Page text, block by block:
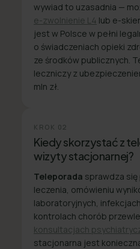
wywiad to uzasadnia —
e-zwolnienie L4 lub e-
jest w Polsce w pełni
o świadczeniach opieki
ze środków publicznych.
leczniczy z
mln zł.
KROK 02
Kiedy skorzystać z
wizyty stacjonarnej?
Teleporada sprawdza się
leczenia, omówieniu
laboratoryjnych,
kontrolach chorób
konsultacjach
stacjonarna jest